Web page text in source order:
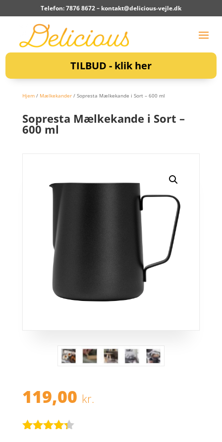
Telefon: 7876 8672 – kontakt@delicious-vejle.dk
TILBUD - klik her
Hjem/ Mælkekander/ Sopresta Mælkekande i Sort – 600 ml
Sopresta Mælkekande i Sort –
600 ml
119,00 kr.